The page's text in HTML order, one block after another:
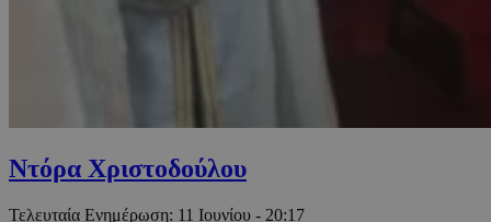
Ντόρα Χριστοδούλου
Τελευταία Ενημέρωση: 11 Ιουνίου - 20:17